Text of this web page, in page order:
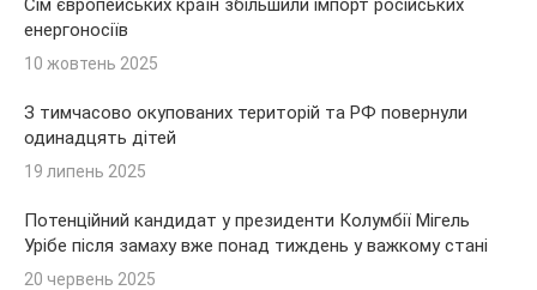
Сім європейських країн збільшили імпорт російських
енергоносіїв
10 жовтень 2025
З тимчасово окупованих територій та РФ повернули
одинадцять дітей
19 липень 2025
Потенційний кандидат у президенти Колумбії Мігель
Урібе після замаху вже понад тиждень у важкому стані
20 червень 2025